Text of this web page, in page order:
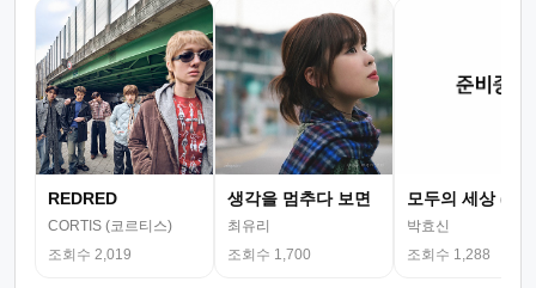
REDRED
CORTIS (코르티스)
조회수 2,019
생각을 멈추다 보면
최유리
조회수 1,700
모두의 세상 (뮤
박효신
조회수 1,288